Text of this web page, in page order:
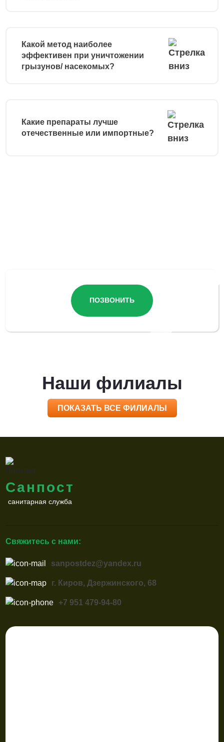
Какой метод наиболее
эффективен при уничтожении
грызунов/ насекомых?
Какие препараты лучше
отечественные или импортные?
ПОЗВОНИТЬ
Наши филиалы
ПОКАЗАТЬ ВСЕ ФИЛИАЛЫ
Санпост
санитарная служба
Свяжитесь с нами:
sanpostdez@yandex.ru
г. Киров, Дзержинского, 68
+7 951 479-94-80